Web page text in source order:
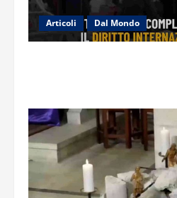
Articoli Dal Mondo